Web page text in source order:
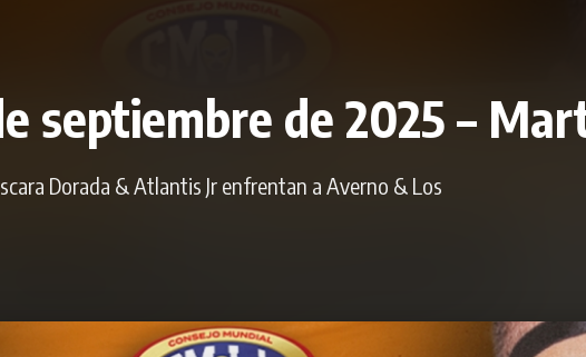
septiembre de 2025 –
Dorada & Atlantis Jr enfrentan a Averno & Los